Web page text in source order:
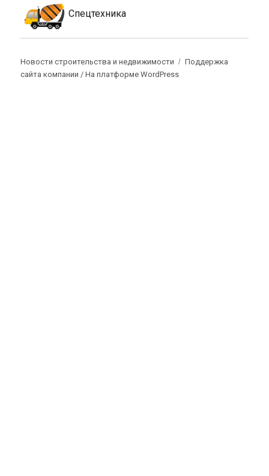
Спецтехника
Новости строительства и недвижимости
Поддержка
сайта компании /На платформе WordPress